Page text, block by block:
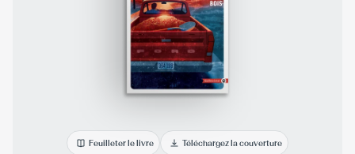
Feuilleter le livre Téléchargez la couverture